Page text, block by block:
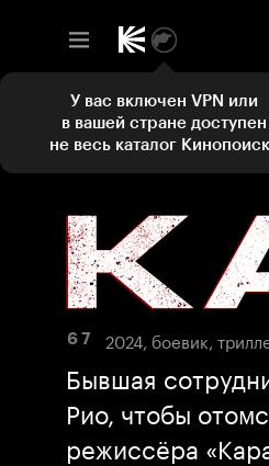
6 7 2024, боевик,
Бывшая
Рио, чтобы
режиссёра
У вас включен VPN или
в вашей стране доступен
не весь каталог